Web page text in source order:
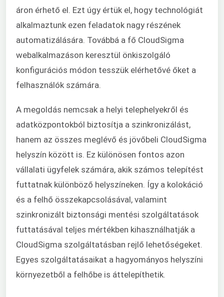
áron érhető el. Ezt úgy értük el, hogy technológiát
alkalmaztunk ezen feladatok nagy részének
automatizálására. Továbbá a fő CloudSigma
webalkalmazáson keresztül önkiszolgáló
konfigurációs módon tesszük elérhetővé őket a
felhasználók számára.
A megoldás nemcsak a helyi telephelyekről és
adatközpontokból biztosítja a szinkronizálást,
hanem az összes meglévő és jövőbeli CloudSigma
helyszín között is. Ez különösen fontos azon
vállalati ügyfelek számára, akik számos telepítést
futtatnak különböző helyszíneken. Így a kolokáció
és a felhő összekapcsolásával, valamint
szinkronizált biztonsági mentési szolgáltatások
futtatásával teljes mértékben kihasználhatják a
CloudSigma szolgáltatásban rejlő lehetőségeket.
Egyes szolgáltatásaikat a hagyományos helyszíni
környezetből a felhőbe is áttelepíthetik.